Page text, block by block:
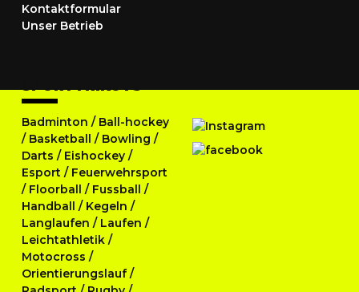
Kontaktformular
Unser Betrieb
SPORTTRIKOTS
Badminton / Ball-hockey
/ Basketball / Bowling /
Darts / Eishockey /
Esport / Feuerwehrsport
/ Floorball / Fussball /
Handball / Kegeln /
Langlaufen / Laufen /
Leichtathletik /
Motocross /
Orientierungslauf/